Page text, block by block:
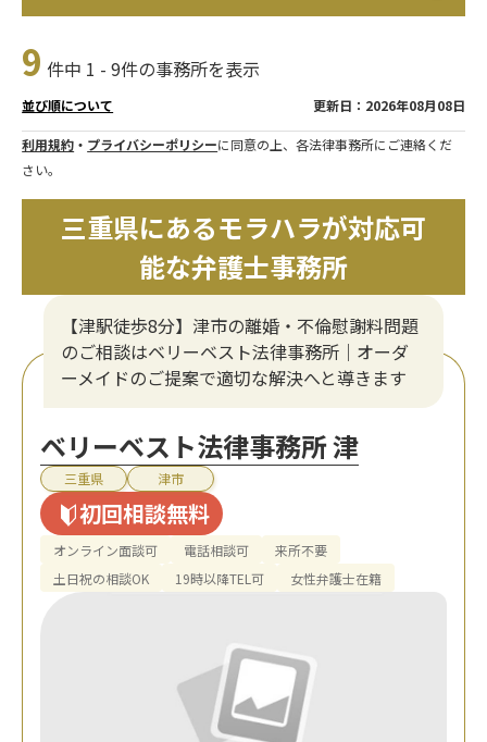
9 件中 1 - 9件の事務所を表示
並び順について 更新日：2026年08月08日
利用規約 ・ プライバシーポリシーに同意の上、各法律事務所にご連絡くだ
さい。
三重県にあるモラハラが対応可
能な弁護士事務所
【津駅徒歩8分】津市の離婚・不倫慰謝料問題
のご相談はベリーベスト法律事務所｜オーダ
ーメイドのご提案で適切な解決へと導きます
ベリーベスト法律事務所 津
三重県 津市
初回相談無料
オンライン面談可 電話相談可
来所不要
土日祝の相談OK
19時以降TEL可 女性弁護士在籍